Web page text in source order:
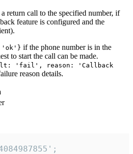
return call to the specified number, if
feature is configured and the
'ok'} if the phone number is in the
to start the call can be made.
'fail', reason: 'Callback
reason details.